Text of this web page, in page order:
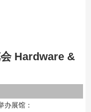
Hardware &
办展馆：